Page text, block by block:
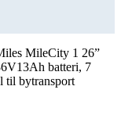
MileCity 1 26”
batteri, 7
til bytransport